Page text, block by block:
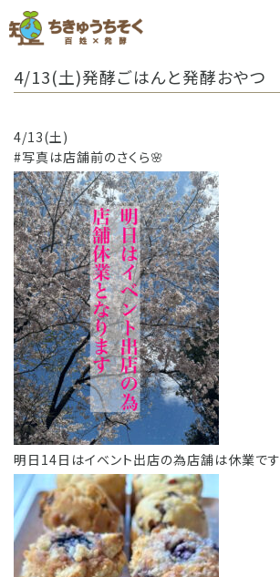
百姓日記
お問合せ
料理教室カレンダー
商品の購入
4/13(土)発酵ごはんと発酵おやつ
4/13(土)
#写真は店舗前のさくら🌸
明日14日はイベント出店の為店舗は休業です